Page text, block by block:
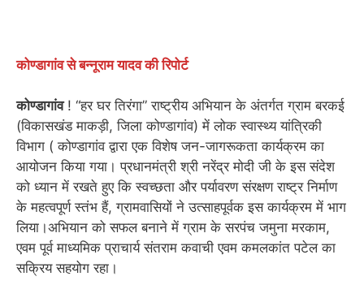
कोण्डागांव से बन्नूराम यादव की रिपोर्ट
कोण्डागांव! “हर घर तिरंगा” राष्ट्रीय अभियान के अंतर्गत ग्राम बरकई
(विकासखंड माकड़ी, जिला कोण्डागांव) में लोक स्वास्थ्य यांत्रिकी
विभाग ( कोण्डागांव द्वारा एक विशेष जन-जागरूकता कार्यक्रम का
आयोजन किया गया। प्रधानमंत्री श्री नरेंद्र मोदी जी के इस संदेश
को ध्यान में रखते हुए कि स्वच्छता और पर्यावरण संरक्षण राष्ट्र निर्माण
के महत्वपूर्ण स्तंभ हैं, ग्रामवासियों ने उत्साहपूर्वक इस कार्यक्रम में भाग
लिया।अभियान को सफल बनाने में ग्राम के सरपंच जमुना मरकाम,
एवम पूर्व माध्यमिक प्राचार्य संतराम कवाची एवम कमलकांत पटेल का
सक्रिय सहयोग रहा।